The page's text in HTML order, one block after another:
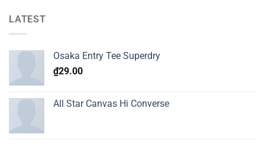
LATEST
Osaka Entry Tee Superdry
₫29.00
All Star Canvas Hi Converse